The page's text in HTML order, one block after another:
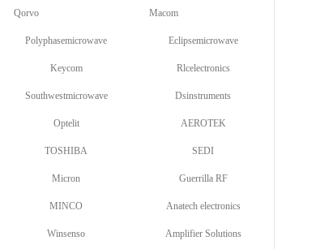
Qorvo Macom
Polyphasemicrowave Eclipsemicrowave
Keycom Rlcelectronics
Southwestmicrowave Dsinstruments
Optelit AEROTEK
TOSHIBA SEDI
Micron Guerrilla RF
MINCO Anatech electronics
Winsenso Amplifier Solutions